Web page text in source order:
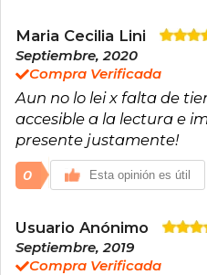
Maria Cecilia Lini
Septiembre, 2020
Compra Verificada
Aun no lo lei x falta de
accesible a la lectura e
presente justamente!
0 Esta opinión es útil
Usuario Anónimo
Septiembre, 2019
Compra Verificada